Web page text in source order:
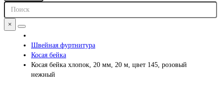
×
Швейная фуртнитура
Косая бейка
Косая бейка хлопок, 20 мм, 20 м, цвет 145, розовый
нежный